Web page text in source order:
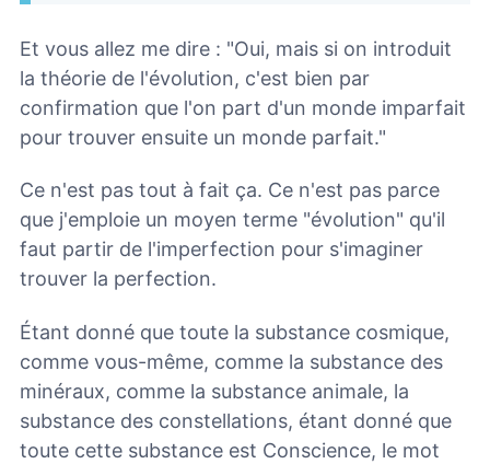
Et vous allez me dire : "Oui, mais si on introduit
la théorie de l'évolution, c'est bien par
confirmation que l'on part d'un monde imparfait
pour trouver ensuite un monde parfait."
Ce n'est pas tout à fait ça. Ce n'est pas parce
que j'emploie un moyen terme "évolution" qu'il
faut partir de l'imperfection pour s'imaginer
trouver la perfection.
Étant donné que toute la substance cosmique,
comme vous-même, comme la substance des
minéraux, comme la substance animale, la
substance des constellations, étant donné que
toute cette substance est Conscience, le mot